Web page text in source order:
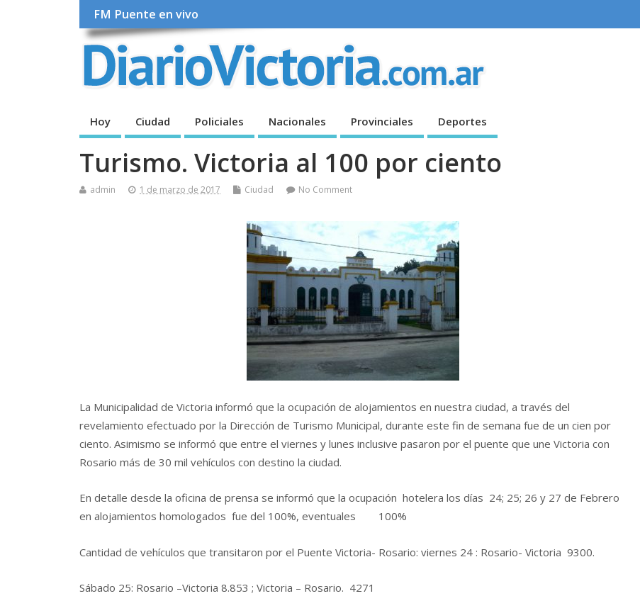
FM Puente en vivo
Hoy Ciudad Policiales Nacionales Provinciales Deportes
Turismo. Victoria al 100 por ciento
admin 1 de marzo de 2017 Ciudad No Comment
La Municipalidad de Victoria informó que la ocupación de alojamientos en nuestra ciudad, a través del
revelamiento efectuado por la Dirección de Turismo Municipal, durante este fin de semana fue de un cien por
ciento. Asimismo se informó que entre el viernes y lunes inclusive pasaron por el puente que une Victoria con
Rosario más de 30 mil vehículos con destino la ciudad.
En detalle desde la oficina de prensa se informó que la ocupación hotelera los días 24; 25; 26 y 27 de Febrero
en alojamientos homologados fue del 100%, eventuales 100%
Cantidad de vehículos que transitaron por el Puente Victoria- Rosario: viernes 24 : Rosario- Victoria 9300.
Sábado 25: Rosario –Victoria 8.853 ; Victoria – Rosario. 4271